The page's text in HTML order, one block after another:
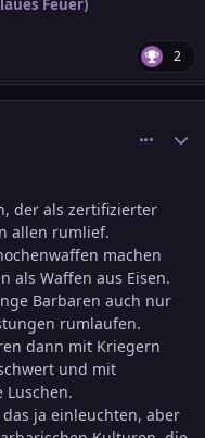
Feuer)
2
der als zertifizierter
allen rumlief.
machen
als Waffen aus Eisen.
Barbaren auch nur
rumlaufen.
dann mit Kriegern
und mit
ja einleuchten, aber